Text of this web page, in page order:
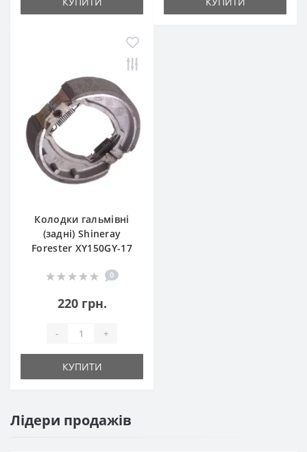
Колодки гальмівні
(задні) Shineray
Forester XY150GY-17
0
220 грн.
- +
КУПИТИ
Лідери продажів